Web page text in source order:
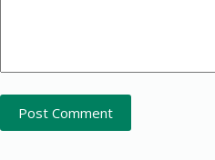
Post Comment